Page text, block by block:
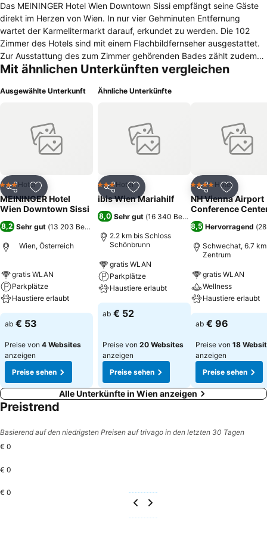
Das MEININGER Hotel Wien Downtown Sissi empfängt seine Gäste
direkt im Herzen von Wien. In nur vier Gehminuten Entfernung
wartet der Karmelitermarkt darauf, erkundet zu werden. Die 102
Zimmer des Hotels sind mit einem Flachbildfernseher ausgestattet.
Zur Ausstattung des zum Zimmer gehörenden Bades zählt zudem
ein Fön. Im gesamten Hotel MEININGER Hotel Wien Downtown Sissi
öffentlichen Bereichen des Hotels gehört eine Gästeküche, in der sie
weiteren Annehmlichkeiten beinhalten einen Fahrradverleih und
Stellplätze gegen Aufpreis. Neben der Gästeküche zur
Selbstversorgung, bietet das Hotel MEININGER Hotel Wien
Cocktails genossen werden können. Die Innenstadt kann in 20
Minuten bequem erreicht werden. Auch der Karlsplatz und die
Wiener Staatsoper befinden sich nur ungefähr 30 Gehminuten vom
Hotel entfernt. Zudem ist das Schloss Belvedere in 35 Minuten mit
den öffentlichen Verkehrsmitteln erreichbar.
Mit ähnlichen Unterkünften vergleichen
Ausgewählte Unterkunft
Teilen Zu Favoriten hinzufügen
3 SterneHotel
MEININGER Hotel
Wien Downtown Sissi
8,2 Sehr gut (13 203 Bewertungen
Wien, Österreich
gratis WLAN
Parkplätze
Haustiere erlaubt
ab € 53
Preise von 4 Websites
anzeigen
Preise sehen
Ähnliche Unterkünfte
Teilen Zu Favoriten hinzufügen
3 SterneHotel
ibis Wien Mariahilf
8,0 Sehr gut (16 340 Bewertungen
2.2 km bis Schloss
Schönbrunn
gratis WLAN
Parkplätze
Haustiere erlaubt
ab € 52
Preise von 20 Websites
anzeigen
Preise sehen
Teilen Zu
4 SterneHotel
NH Vienna Airport
Conference
8,5 Hervorragend (
Schwechat, 6.7
Zentrum
gratis WLAN
Wellness
Haustiere erlaubt
ab € 96
Preise von 18
anzeigen
Preise sehen
Alle Unterkünfte in Wien anzeigen
Preistrend
Basierend auf den niedrigsten Preisen auf trivago in den letzten 30 Tagen
€ 0
€ 0
€ 0